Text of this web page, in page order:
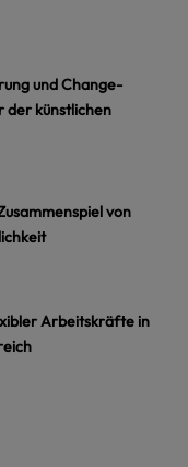
und Change-
der künstlichen
von
Arbeitskräfte in